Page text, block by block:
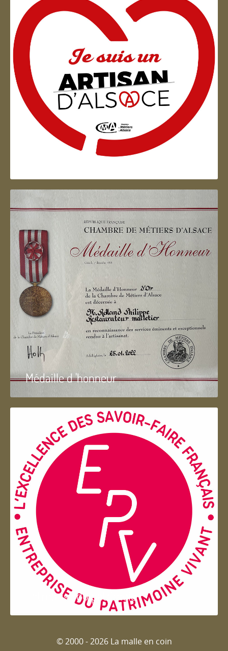
Artisan d'Alsace
Médaille d 'honneur
Entreprise du patrimoie
© 2000 - 2026 La malle en coin